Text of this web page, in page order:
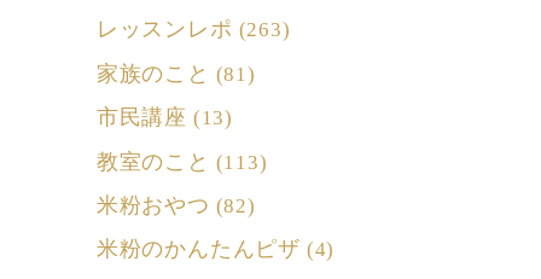
レッスンレポ (263)
家族のこと (81)
市民講座 (13)
教室のこと (113)
米粉おやつ (82)
米粉のかんたんピザ (4)